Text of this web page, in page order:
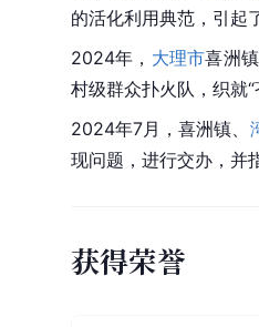
的活化利用典范，引起
2024年， 大理市喜洲
村级群众扑火队，织就
2024年7月，喜洲镇、
现问题，进行交办，并
获得荣誉